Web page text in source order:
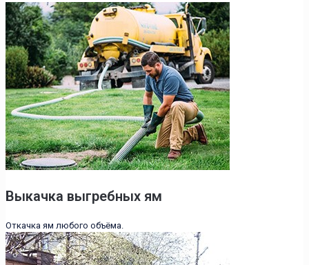
Выкачка выгребных ям
Откачка ям любого объёма.